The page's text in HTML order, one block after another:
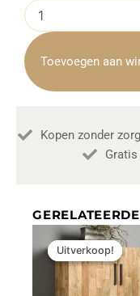
Cabinetkast
Venetie
landelijk
Industrieel
50cm
Towerliving
Toevoegen aan
Kopen zonder
Uitverkoop!
Uitverkoop!
prijs
was:
€1.849,00.
prijs
is: